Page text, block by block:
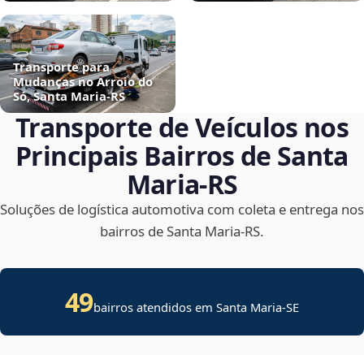
Transporte para
Mudanças no Arroio do
Só, Santa Maria‑RS
Transporte de Veículos nos
Principais Bairros de Santa
Maria‑RS
Soluções de logística automotiva com coleta e entrega nos
bairros de Santa Maria‑RS.
49bairros atendidos em Santa Maria-SE